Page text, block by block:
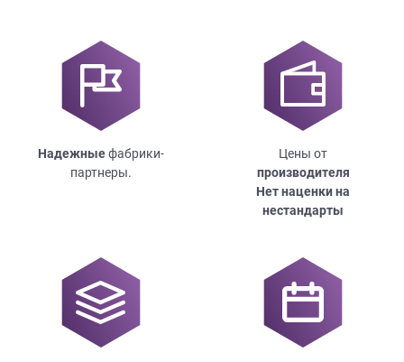
Надежныефабрики-
партнеры.
Цены от
производителя
Нет наценки на
нестандарты